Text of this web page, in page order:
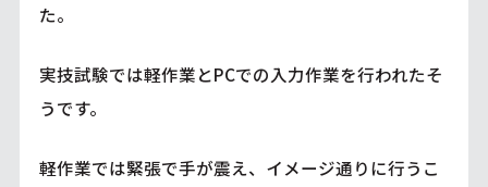
た。
実技試験では軽作業とPCでの入力作業を行われたそ
うです。
軽作業では緊張で手が震え、イメージ通りに行うこ